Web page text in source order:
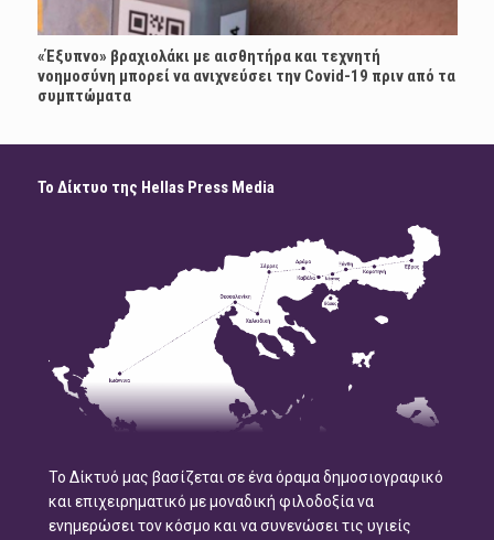
«Έξυπνο» βραχιολάκι με αισθητήρα και τεχνητή
νοημοσύνη μπορεί να ανιχνεύσει την Covid-19 πριν από τα
συμπτώματα
Το Δίκτυο της Hellas Press Media
Το Δίκτυό μας βασίζεται σε ένα όραμα δημοσιογραφικό
και επιχειρηματικό με μοναδική φιλοδοξία να
ενημερώσει τον κόσμο και να συνενώσει τις υγιείς